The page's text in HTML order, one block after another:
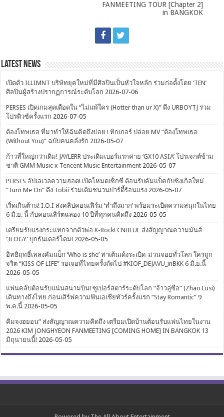
FANMEETING TOUR [Chapter 2]
in BANGKOK
Latest News
เปิดตัว ILLIMNT บริษัทยุคใหม่ที่มีศิลปินเป็นหัวใจหลัก ร่วมก่อตั้งโดย ‘TEN’
ศิลปินผู้สร้างปรากฏการณ์ระดับโลก 2026-07-06
PERSES เปิดเกมสุดเดือดใน “ไม่แพ้ใคร (Hotter than ur X)” ดึง URBOYTJ ร่วม
โปรดิวซ์ครั้งแรก 2026-07-05
ต้องโทษเธอ ที่มาทำให้ฉันคิดถึงบ่อย ! ทิกเกอร์ ปล่อย MV “ต้องโทษเธอ
(Without You)” ฉบับคนคลั่งรัก 2026-05-07
ก้าวที่ใหญ่กว่าเดิม! JAYLERR ประเดิมเบอร์แรกค่าย ‘GX10 ASIA’ โปรเจกต์ข้าม
ชาติ GMM Music x Tencent Music Entertainment 2026-05-07
PERSES อัปเลเวลความฮอต! เปิดโหมดเซ็กซี่ ต้อนรับคัมแบ็คกับซิงเกิลใหม่
“Turn Me On” ดึง Tobii ร่วมเติมชนวนปาร์ตี้ร้อนแรง 2026-05-07
เริ่ดเกินต้าน! I.O.I ส่งคลิปคอนเฟิร์ม ‘ทำถึงมาก’ พร้อมระเบิดความสนุกในไทย
6 มิ.ย. นี้ กับคอนเสิร์ตฉลอง 10 ปีที่ทุกคนคิดถึง 2026-05-05
เตรียมรับแรงกระแทกจากตัวพ่อ K-Rock! CNBLUE ส่งสัญญาณความมันส์
‘3LOGY’ บุกธันเดอร์โดม! 2026-05-05
อิทธิฤทธิ์เพลงคัมแบ็ก ‘Who is she’ ท่าเต้นเด้งระเบิด-ม่วนจอยทั่วโลก ใครถูก
จริต “KISS OF LIFE” รอเจอที่ไทยครั้งถัดไป #KIOF_DEJAVU_inBKK 6 มิ.ย.นี้
2026-05-05
แฟนคลับต้อนรับแน่นสนามบิน! ซูเปอร์สตาร์ระดับโลก “จ้าวลู่ซือ” (Zhao Lusi)
เดินทางถึงไทย ก่อนเสิร์ฟความฟินเอเชียทัวร์ครั้งแรก “Stay Romantic” 9
พ.ค.นี้ 2026-05-05
คิมจงฮยอน” ส่งสัญญาณความคิดถึง เตรียมเปิดบ้านต้อนรับแฟนไทยในงาน
2026 KIM JONGHYEON FANMEETING [COMING HOME] IN BANGKOK 13
มิถุนายนนี้! 2026-05-05